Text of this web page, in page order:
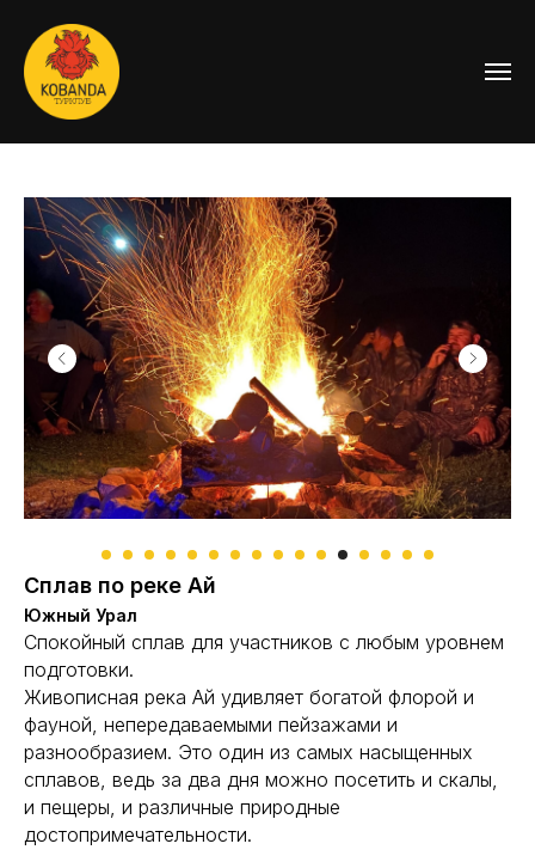
Сплав по реке Ай
Южный Урал
Спокойный сплав для участников с любым уровнем
подготовки.
Живописная река Ай удивляет богатой флорой и
фауной, непередаваемыми пейзажами и
разнообразием. Это один из самых насыщенных
сплавов, ведь за два дня можно посетить и скалы,
и пещеры, и различные природные
достопримечательности.